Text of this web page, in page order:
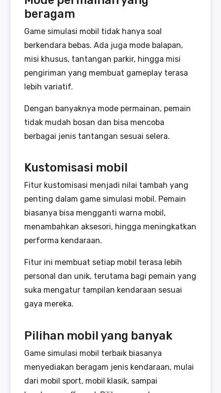
beragam
Game simulasi mobil tidak hanya soal
berkendara bebas. Ada juga mode balapan,
misi khusus, tantangan parkir, hingga misi
pengiriman yang membuat gameplay terasa
lebih variatif.
Dengan banyaknya mode permainan, pemain
tidak mudah bosan dan bisa mencoba
berbagai jenis tantangan sesuai selera.
Kustomisasi mobil
Fitur kustomisasi menjadi nilai tambah yang
penting dalam game simulasi mobil. Pemain
biasanya bisa mengganti warna mobil,
menambahkan aksesori, hingga meningkatkan
performa kendaraan.
Fitur ini membuat setiap mobil terasa lebih
personal dan unik, terutama bagi pemain yang
suka mengatur tampilan kendaraan sesuai
gaya mereka.
Pilihan mobil yang banyak
Game simulasi mobil terbaik biasanya
menyediakan beragam jenis kendaraan, mulai
dari mobil sport, mobil klasik, sampai